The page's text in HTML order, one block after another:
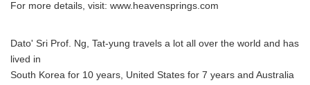
For more details, visit: www.heavensprings.com
Dato' Sri Prof. Ng, Tat-yung travels a lot all over the world and has
lived in
South Korea for 10 years, United States for 7 years and Australia